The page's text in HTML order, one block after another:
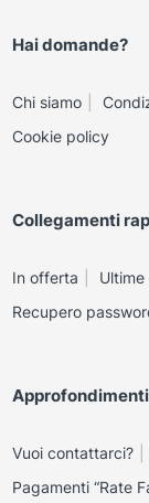
Hai domande?
Chi siamo
Cookie policy
Collegamenti
In offerta Ultime
Recupero
Approfondimenti
Vuoi contattarci?
Pagamenti “Rate